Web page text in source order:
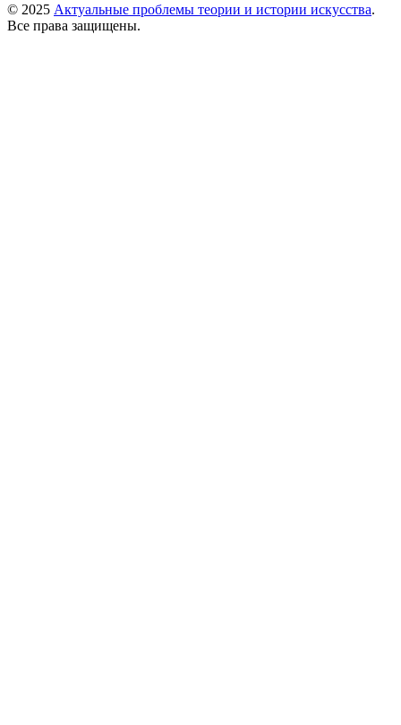
© 2025 Актуальные проблемы теории и истории искусства.
Все права защищены.